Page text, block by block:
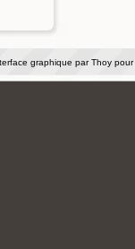
graphique par Thoy pour